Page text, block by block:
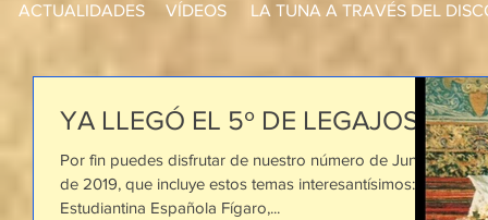
ACTUALIDADES
LA TUNA A TRAVÉS DEL
VÍDEOS
YA LLEGÓ EL 5º DE LEGAJOS!!!
Por fin puedes disfrutar de nuestro número de Junio
de 2019, que incluye estos temas interesantísimos: La
Estudiantina Española Fígaro,...